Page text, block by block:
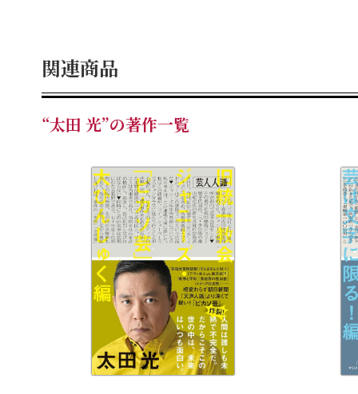
関連商品
“太田 光”の著作一覧